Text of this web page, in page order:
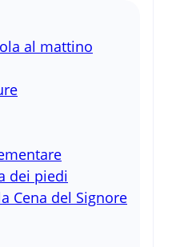
al mattino
dei piedi
Cena del Signore